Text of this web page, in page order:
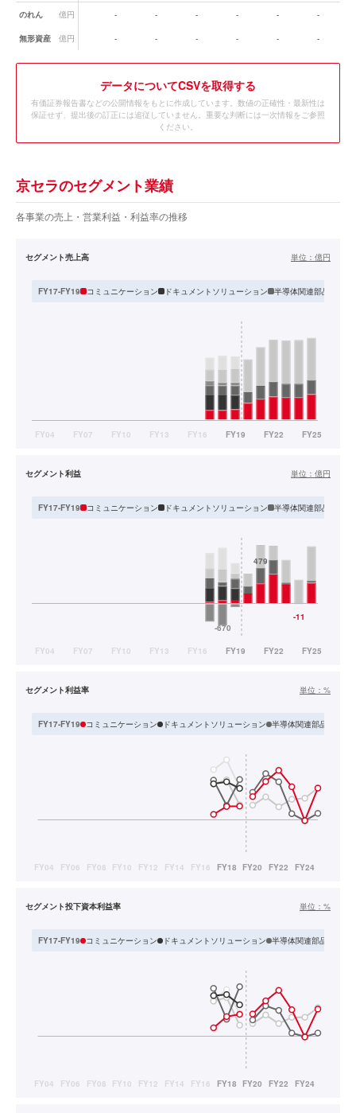
のれん 億円 - - - - - -
無形資産 億円 - - - - - -
データについてCSVを取得する
有価証券報告書などの公開情報をもとに作成しています。数値の正確性・最新性は
保証せず、提出後の訂正には追従していません。重要な判断には一次情報をご参照
ください。
京セラのセグメント業績
各事業の売上・営業利益・利益率の推移
セグメント売上高 単位： 億円
FY17-FY19 コミュニケーション ドキュメントソリューション 半導体関連部品
セグメント利益 単位： 億円
FY17-FY19 コミュニケーション ドキュメントソリューション 半導体関連部品
セグメント利益率 単位： %
FY17-FY19 コミュニケーション ドキュメントソリューション 半導体関連部品
セグメント投下資本利益率 単位： %
FY17-FY19 コミュニケーション ドキュメントソリューション 半導体関連部品